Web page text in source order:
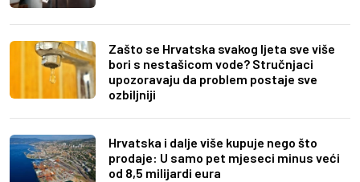
Zašto se Hrvatska svakog ljeta sve više
bori s nestašicom vode? Stručnjaci
upozoravaju da problem postaje sve
ozbiljniji
Hrvatska i dalje više kupuje nego što
prodaje: U samo pet mjeseci minus veći
od 8,5 milijardi eura